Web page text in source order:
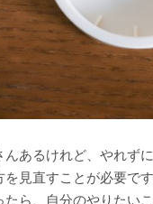
あるけれど、やれず
見直すことが必要で
たら、自分のやりたい